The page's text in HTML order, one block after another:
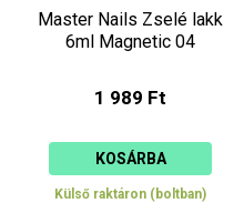
Master Nails Zselé lakk
6ml Magnetic 04
1 989 Ft
KOSÁRBA
Külső raktáron (boltban)